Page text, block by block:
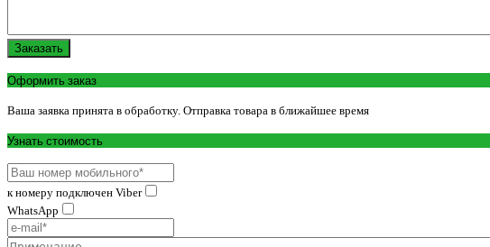
Заказать
Оформить заказ
Ваша заявка принята в обработку. Отправка товара в ближайшее время
Узнать стоимость
к номеру подключен Viber
WhatsApp